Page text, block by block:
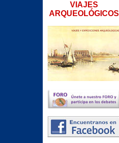
VIAJES
ARQUEOLÓGICOS